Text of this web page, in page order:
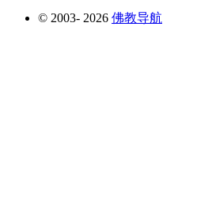
© 2003- 2026 佛教导航